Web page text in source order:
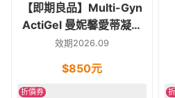
【即期良品】Multi-Gyn
ActiGel 曼妮馨愛蒂凝膠
50g 私密處日常異味困擾
效期2026.09
$850元
折價券